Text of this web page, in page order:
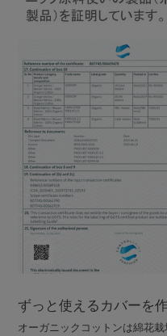
ずっと使えるカバーを
オーガニックコットンは綿花